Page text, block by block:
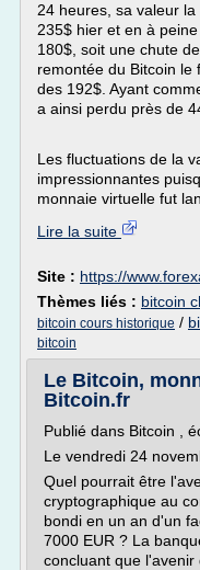
24 heures, sa valeur
235$ hier et en à
180$, soit une chute
remontée du Bitcoin le
des 192$. Ayant
a ainsi perdu près de
Les fluctuations de la
impressionnantes
monnaie virtuelle fut
Lire la suite
Site : https://
Thèmes liés : bitcoin
bitcoin cours historique /
bitcoin
Le Bitcoin,
Bitcoin.fr
Publié dans Bitcoin ,
Le vendredi 24
Quel pourrait être
cryptographique au
bondi en un an d'un
7000 EUR ? La
concluant que